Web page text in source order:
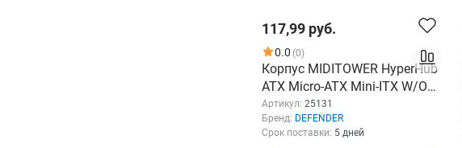
117,99 руб.
0.0 (0)
Корпус MIDITOWER HyperHub
ATX Micro-ATX Mini-ITX W/O
PSU USB3.0+2xUSB1.1+audio
черный с окном 25131
DEFENDER
Артикул: 25131
Бренд: DEFENDER
Срок поставки: 5 дней